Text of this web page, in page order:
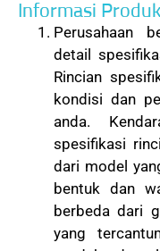
Informasi Produk
Perusahaan
detail
Rincian
kondisi dan
anda.
spesifikasi
dari model
bentuk dan
berbeda dari
yang